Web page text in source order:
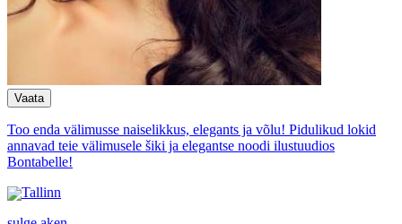
Too enda välimusse naiselikkus, elegants ja võlu! Pidulikud lokid
annavad teie välimusele šiki ja elegantse noodi ilustuudios
Bontabelle!
Tallinn